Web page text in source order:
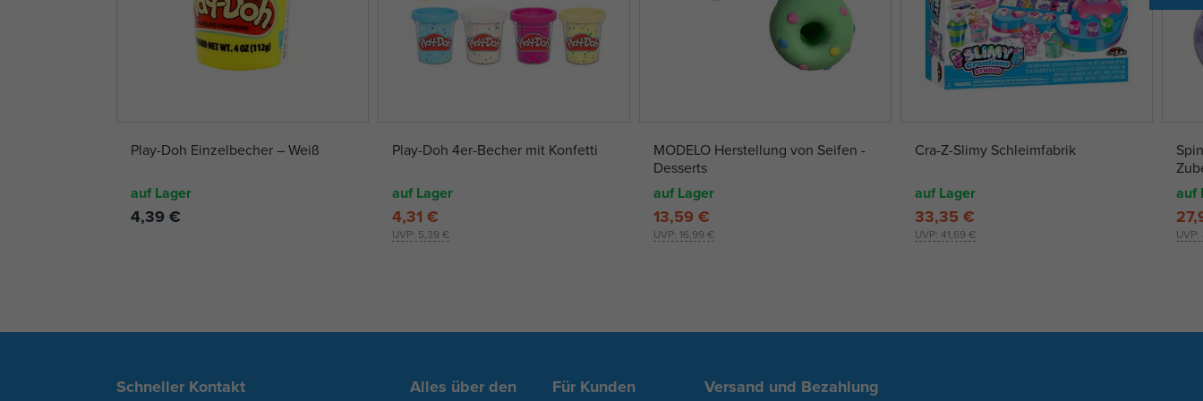
Play-Doh Einzelbecher – Weiß
auf Lager
4,39 €
Play-Doh 4er-Becher mit Konfetti
auf Lager
UVP: 5,39 €
4,31 €
MODELO Herstellung von Seifen -
Desserts
auf Lager
UVP: 16,99 €
13,59 €
Cra-Z-Slimy Schleimfabrik
auf Lager
UVP: 41,69 €
33,35 €
auf
UVP:
Schneller Kontakt
Alles über den
Für Kunden Versand und Bezahlung